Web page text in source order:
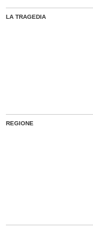
LA TRAGEDIA
REGIONE